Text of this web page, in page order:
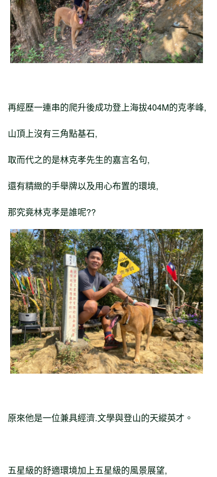
再經歷一連串的爬升後成功登上海拔404M的克孝峰,
山頂上沒有三角點基石,
取而代之的是林克孝先生的嘉言名句,
還有精緻的手舉牌以及用心布置的環境,
那究竟林克孝是誰呢??
原來他是一位兼具經濟.文學與登山的天縱英才。
五星級的舒適環境加上五星級的風景展望,